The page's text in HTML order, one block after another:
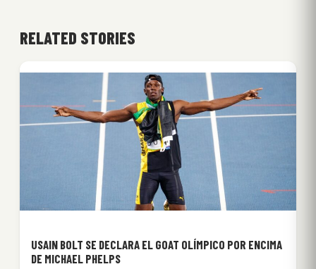
RELATED STORIES
USAIN BOLT SE DECLARA EL GOAT OLÍMPICO POR ENCIMA
DE MICHAEL PHELPS